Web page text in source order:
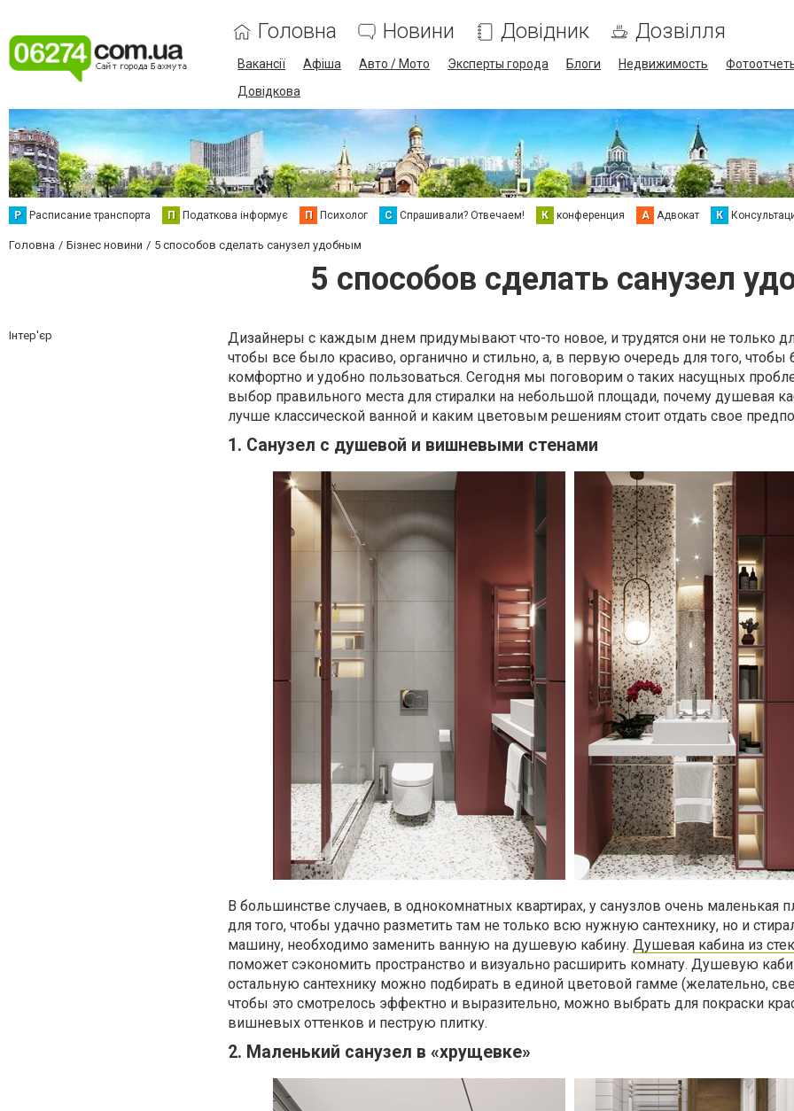
Головна Новини Довідник Дозвілля
Вакансії Афіша Авто / Мото Эксперты города Блоги Недвижимость
Довідкова
Р Расписание транспорта П Податкова інформує П Психолог С Спрашивали? Отвечаем! К конференция А Адвокат К
Головна Бізнес новини 5 способов сделать санузел удобным
5 способов сделать санузел
Інтер'єр
Дизайнеры с каждым днем придумывают что-то новое, и трудятся они не только
чтобы все было красиво, органично и стильно, а, в первую очередь для того, чтобы
комфортно и удобно пользоваться. Сегодня мы поговорим о таких насущных
выбор правильного места для стиралки на небольшой площади, почему душевая
лучше классической ванной и каким цветовым решениям стоит отдать свое
1. Санузел с душевой и вишневыми стенами
В большинстве случаев, в однокомнатных квартирах, у санузлов очень маленькая
для того, чтобы удачно разметить там не только всю нужную сантехнику, но и
машину, необходимо заменить ванную на душевую кабину. Душевая кабина из
поможет сэкономить пространство и визуально расширить комнату. Душевую
остальную сантехнику можно подбирать в единой цветовой гамме (желательно,
чтобы это смотрелось эффектно и выразительно, можно выбрать для покраски
вишневых оттенков и пеструю плитку.
2. Маленький санузел в «хрущевке»